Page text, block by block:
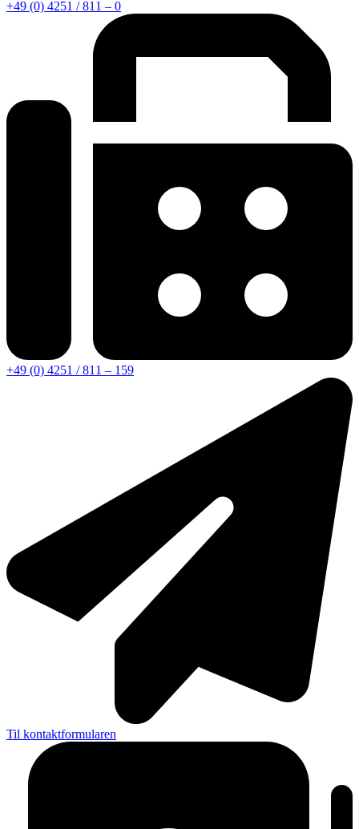
+49 (0) 4251 / 811 – 0
+49 (0) 4251 / 811 – 159
Til kontaktformularen